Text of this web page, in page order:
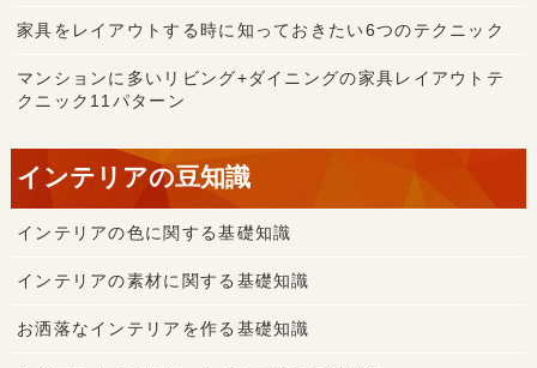
家具をレイアウトする時に知っておきたい6つのテクニック
マンションに多いリビング+ダイニングの家具レイアウトテ
クニック11パターン
インテリアの豆知識
インテリアの色に関する基礎知識
インテリアの素材に関する基礎知識
お洒落なインテリアを作る基礎知識